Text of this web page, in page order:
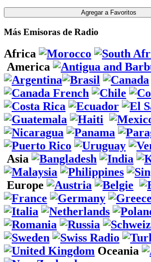
Más Emisoras de Radio
Africa
America
Asia
Europe
Oceania